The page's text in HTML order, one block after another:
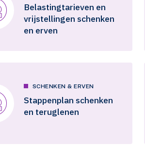
Belastingtarieven en
vrijstellingen schenken
en erven
SCHENKEN & ERVEN
Stappenplan schenken
en teruglenen